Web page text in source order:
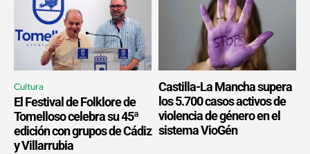
Cultura
El Festival de Folklore de
Tomelloso celebra su 45ª
edición con grupos de Cádiz
y Villarrubia
Castilla-La Mancha supera
los 5.700 casos activos de
violencia de género en el
sistema VioGén